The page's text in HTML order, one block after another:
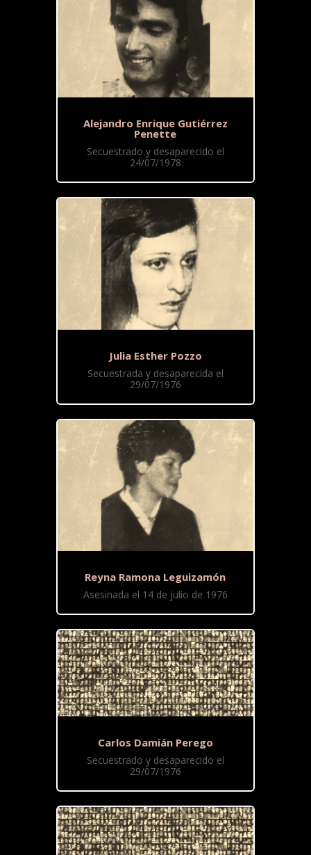
Alejandro Enrique Gutiérrez
Penette
Secuestrado y desaparecido el
24/07/1978
Julia Esther Pozzo
Secuestrada y desaparecida el
29/07/1976
Reyna Ramona Leguizamón
Asesinada el 14 de julio de 1976
Carlos Damián Perego
Secuestrado y desaparecido el
29/07/1976